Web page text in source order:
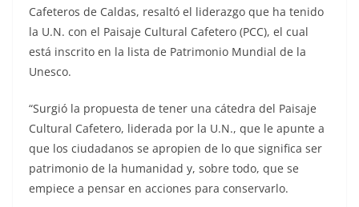
Cafeteros de Caldas, resaltó el liderazgo que ha tenido
la U.N. con el Paisaje Cultural Cafetero (PCC), el cual
está inscrito en la lista de Patrimonio Mundial de la
Unesco.
“Surgió la propuesta de tener una cátedra del Paisaje
Cultural Cafetero, liderada por la U.N., que le apunte a
que los ciudadanos se apropien de lo que significa ser
patrimonio de la humanidad y, sobre todo, que se
empiece a pensar en acciones para conservarlo.